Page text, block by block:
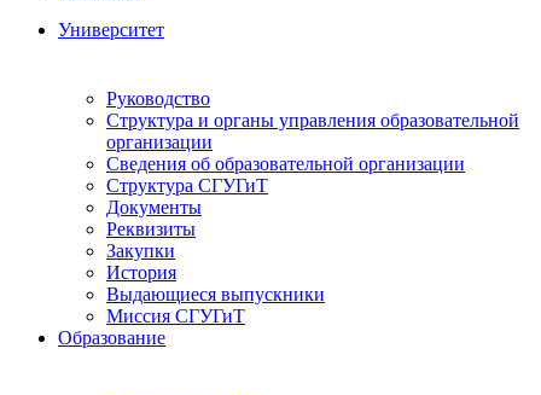
Университет
Руководство
Структура и органы управления образовательной
организации
Сведения об образовательной организации
Структура СГУГиТ
Документы
Реквизиты
Закупки
История
Выдающиеся выпускники
Миссия СГУГиТ
Образование